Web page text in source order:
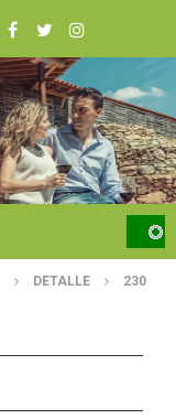
DETALLE 230